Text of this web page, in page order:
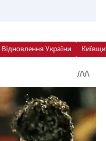
Відновлення України